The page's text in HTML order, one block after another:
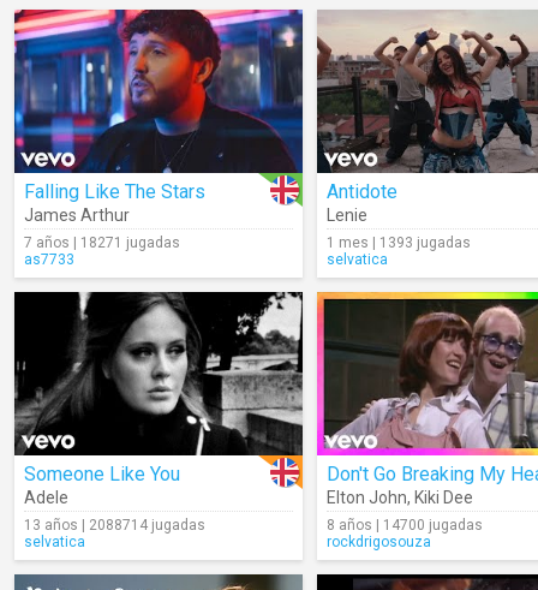
Falling Like The Stars
James Arthur
7 años | 18271 jugadas
as7733
Antidote
Lenie
1 mes | 1393 jugadas
selvatica
Someone Like You
Adele
13 años | 2088714 jugadas
selvatica
Don't Go Breaking My
Elton John, Kiki Dee
8 años | 14700 jugadas
rockdrigosouza